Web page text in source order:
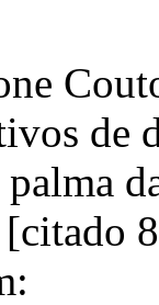
de